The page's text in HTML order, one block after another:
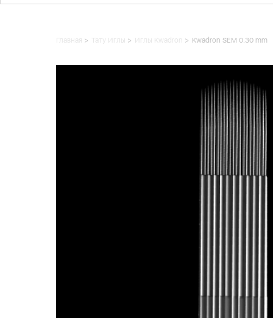
Главная Тату Иглы Иглы Kwadron Kwadron SEM 0.30 mm